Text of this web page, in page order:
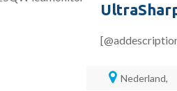
Nederland,